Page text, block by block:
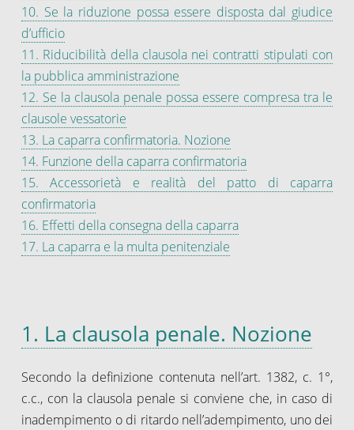
10. Se la riduzione possa essere disposta dal giudice
d’ufficio
11. Riducibilità della clausola nei contratti stipulati con
la pubblica amministrazione
12. Se la clausola penale possa essere compresa tra le
clausole vessatorie
13. La caparra confirmatoria. Nozione
14. Funzione della caparra confirmatoria
15. Accessorietà e realità del patto di caparra
confirmatoria
16. Effetti della consegna della caparra
17. La caparra e la multa penitenziale
1. La clausola penale. Nozione
Secondo la definizione contenuta nell’art. 1382, c. 1°,
c.c., con la clausola penale si conviene che, in caso di
inadempimento o di ritardo nell’adempimento, uno dei